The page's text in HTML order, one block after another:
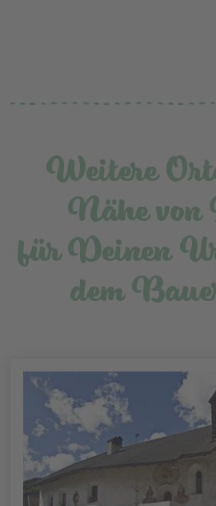
Weitere
Nähe von
für Deinen
dem